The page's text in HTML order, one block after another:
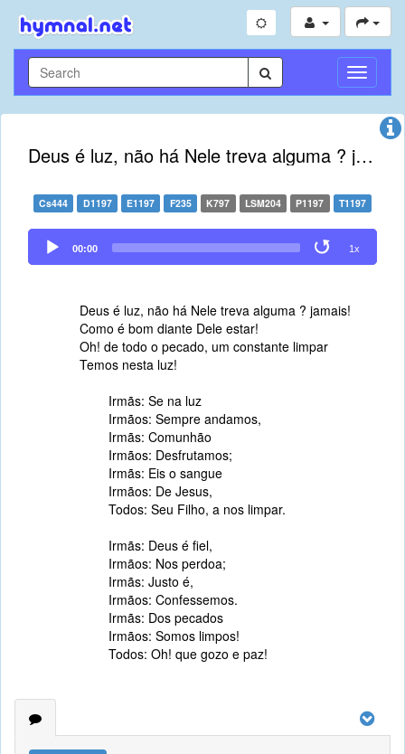
Toggle
Deus é luz, não há Nele treva alguma ? jamais
Cs444 D1197 E1197 F235 K797 LSM204 P1197 T1197
Audio
Player
00:00 1x
Deus é luz, não há Nele treva alguma ? jamais!
Como é bom diante Dele estar!
Oh! de todo o pecado, um constante limpar
Temos nesta luz!
Irmãs: Se na luz
Irmãos: Sempre andamos,
Irmãs: Comunhão
Irmãos: Desfrutamos;
Irmãs: Eis o sangue
Irmãos: De Jesus,
Todos: Seu Filho, a nos limpar.
Irmãs: Deus é fiel,
Irmãos: Nos perdoa;
Irmãs: Justo é,
Irmãos: Confessemos.
Irmãs: Dos pecados
Irmãos: Somos limpos!
Todos: Oh! que gozo e paz!